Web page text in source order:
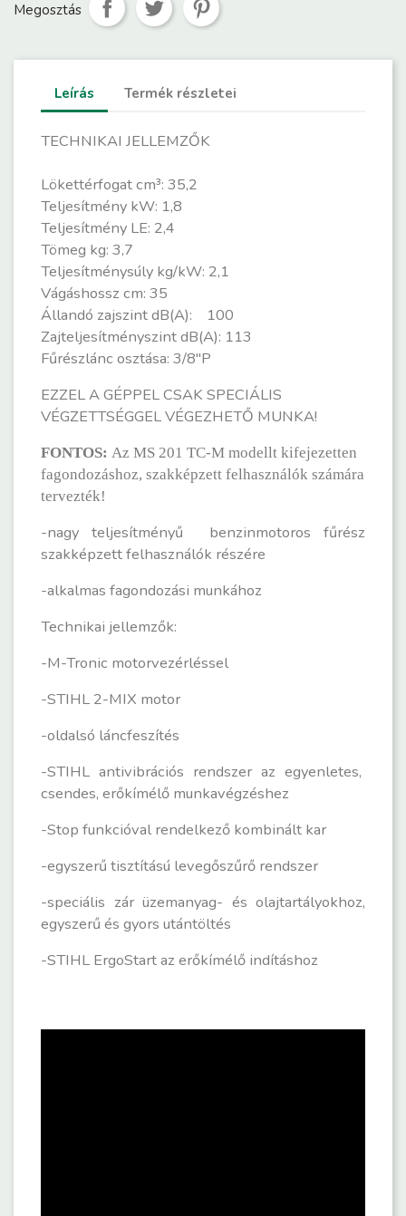
Megosztás
Leírás Termék részletei
TECHNIKAI JELLEMZŐK
Lökettérfogat cm³: 35,2
Teljesítmény kW: 1,8
Teljesítmény LE: 2,4
Tömeg kg: 3,7
Teljesítménysúly kg/kW: 2,1
Vágáshossz cm: 35
Állandó zajszint dB(A): 100
Zajteljesítményszint dB(A): 113
Fűrészlánc osztása: 3/8"P
EZZEL A GÉPPEL CSAK SPECIÁLIS
VÉGZETTSÉGGEL VÉGEZHETŐ MUNKA!
FONTOS: Az MS 201 TC-M modellt kifejezetten
fagondozáshoz, szakképzett felhasználók számára
tervezték!
-nagy teljesítményű benzinmotoros fűrész
szakképzett felhasználók részére
-alkalmas fagondozási munkához
Technikai jellemzők:
-M-Tronic motorvezérléssel
-STIHL 2-MIX motor
-oldalsó láncfeszítés
-STIHL antivibrációs rendszer az egyenletes,
csendes, erőkímélő munkavégzéshez
-Stop funkcióval rendelkező kombinált kar
-egyszerű tisztítású levegőszűrő rendszer
-speciális zár üzemanyag- és olajtartályokhoz,
egyszerű és gyors utántöltés
-STIHL ErgoStart az erőkímélő indításhoz